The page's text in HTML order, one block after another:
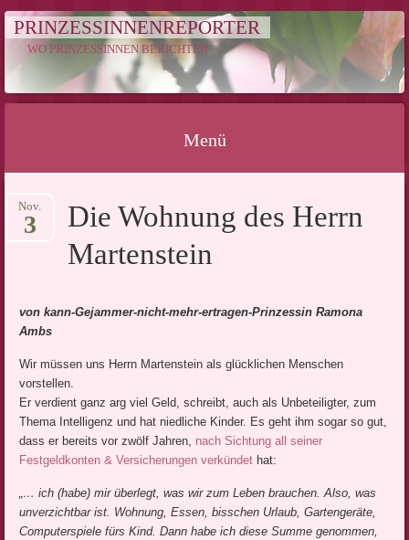
PRINZESSINNENREPORTER
WO PRINZESSINNEN BERICHTEN
Menü
zum
Inhalt
Die Wohnung des Herrn
Martenstein
Nov.
3
von kann-Gejammer-nicht-mehr-ertragen-Prinzessin Ramona
Ambs
Wir müssen uns Herrn Martenstein als glücklichen Menschen
vorstellen.
Er verdient ganz arg viel Geld, schreibt, auch als Unbeteiligter, zum
Thema Intelligenz und hat niedliche Kinder. Es geht ihm sogar so gut,
dass er bereits vor zwölf Jahren, nach Sichtung all seiner
Festgeldkonten & Versicherungen verkündet hat:
„… ich (habe) mir überlegt, was wir zum Leben brauchen. Also, was
unverzichtbar ist. Wohnung, Essen, bisschen Urlaub, Gartengeräte,
Computerspiele fürs Kind. Dann habe ich diese Summe genommen,